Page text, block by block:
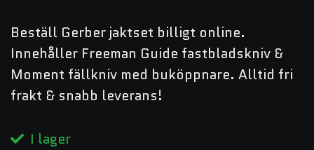
Beställ Gerber jaktset billigt online.
Innehåller Freeman Guide fastbladskniv &
Moment fällkniv med buköppnare. Alltid fri
frakt & snabb leverans!
I lager